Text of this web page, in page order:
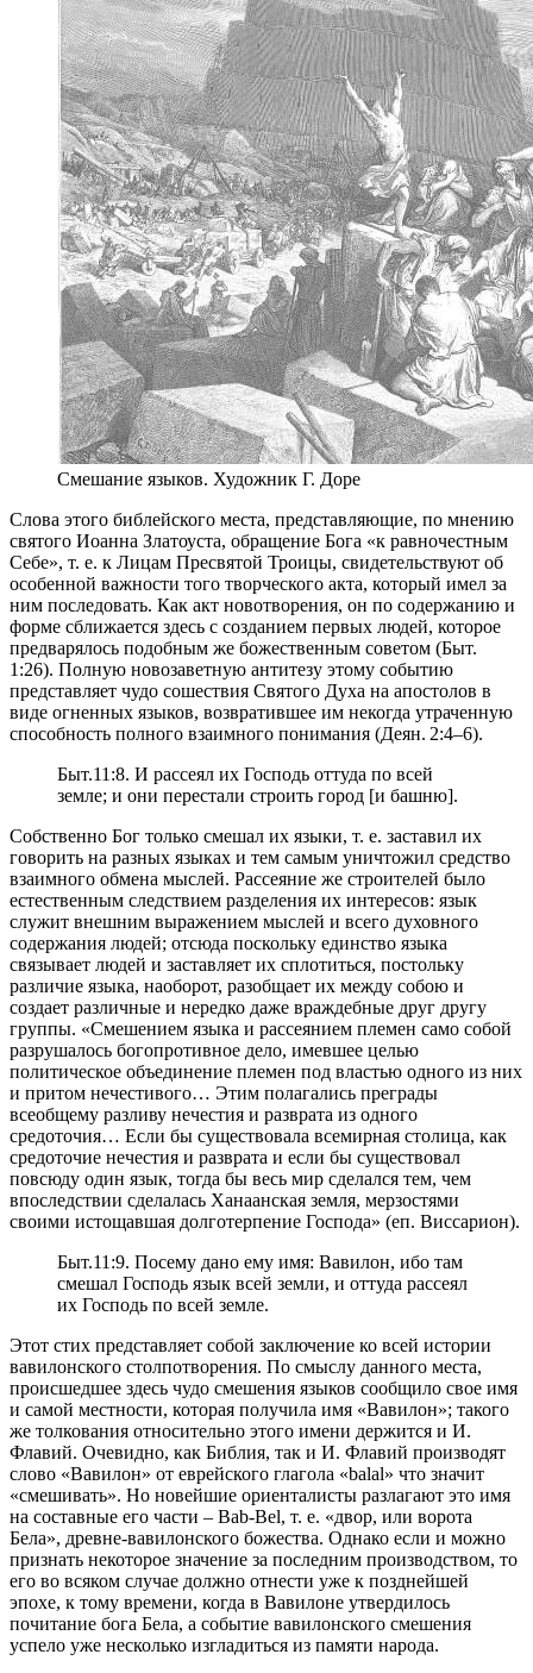
Смешание языков. Художник Г. Доре
Слова этого библейского места, представляющие, по мнению
святого Иоанна Златоуста, обращение Бога «к равночестным
Себе», т. е. к Лицам Пресвятой Троицы, свидетельствуют об
особенной важности того творческого акта, который имел за
ним последовать. Как акт новотворения, он по содержанию и
форме сближается здесь с созданием первых людей, которое
предварялось подобным же божественным советом (Быт.
1:26). Полную новозаветную антитезу этому событию
представляет чудо сошествия Святого Духа на апостолов в
виде огненных языков, возвратившее им некогда утраченную
способность полного взаимного понимания (Деян. 2:4–6).
Быт.11:8. И рассеял их Господь оттуда по всей
земле; и они перестали строить город [и башню].
Собственно Бог только смешал их языки, т. е. заставил их
говорить на разных языках и тем самым уничтожил средство
взаимного обмена мыслей. Рассеяние же строителей было
естественным следствием разделения их интересов: язык
служит внешним выражением мыслей и всего духовного
содержания людей; отсюда поскольку единство языка
связывает людей и заставляет их сплотиться, постольку
различие языка, наоборот, разобщает их между собою и
создает различные и нередко даже враждебные друг другу
группы. «Смешением языка и рассеянием племен само собой
разрушалось богопротивное дело, имевшее целью
политическое объединение племен под властью одного из них
и притом нечестивого… Этим полагались преграды
всеобщему разливу нечестия и разврата из одного
средоточия… Если бы существовала всемирная столица, как
средоточие нечестия и разврата и если бы существовал
повсюду один язык, тогда бы весь мир сделался тем, чем
впоследствии сделалась Ханаанская земля, мерзостями
своими истощавшая долготерпение Господа» (еп. Виссарион).
Быт.11:9. Посему дано ему имя: Вавилон, ибо там
смешал Господь язык всей земли, и оттуда рассеял
их Господь по всей земле.
Этот стих представляет собой заключение ко всей истории
вавилонского столпотворения. По смыслу данного места,
происшедшее здесь чудо смешения языков сообщило свое имя
и самой местности, которая получила имя «Вавилон»; такого
же толкования относительно этого имени держится и И.
Флавий. Очевидно, как Библия, так и И. Флавий производят
слово «Вавилон» от еврейского глагола «balal» что значит
«смешивать». Но новейшие ориенталисты разлагают это имя
на составные его части – Bab-Bel, т. е. «двор, или ворота
Бела», древне-вавилонского божества. Однако если и можно
признать некоторое значение за последним производством, то
его во всяком случае должно отнести уже к позднейшей
эпохе, к тому времени, когда в Вавилоне утвердилось
почитание бога Бела, а событие вавилонского смешения
успело уже несколько изгладиться из памяти народа.